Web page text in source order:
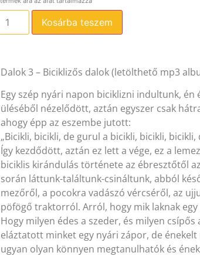
Kosárba teszem
Dalok 3 – Biciklizős dalok (letölthető mp3
Egy szép nyári napon biciklizni indultunk, én
üléséből nézelődött, aztán egyszer csak
ahogy épp az eszembe jutott:
„Bicikli, bicikli, de gurul a bicikli, bicikli,
Így kezdődött, aztán ez lett a vége, ez a
biciklis kirándulás története az ébresztőtől
során láttunk-találtunk-csináltunk, abból
mezőről, a pocokra vadászó vércséről, az
pöfögő traktorról. Arról, hogy mik laknak
Hogy milyen édes a szeder, és milyen
eláztatott minket egy nyári zápor, de
ugyan olyan könnyen megtanulhatók és